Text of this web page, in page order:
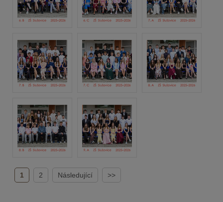
1 2 Následující >>